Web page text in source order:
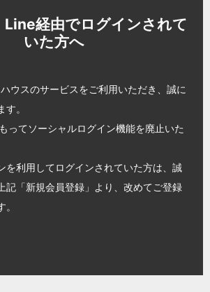
経由でログインされて
いた方へ
ウスのサービスをご利用いただき、誠に
。
ってソーシャルログイン機能を廃止いた
を利用してログインされていた方は、誠
記「新規会員登録」より、改めてご登録